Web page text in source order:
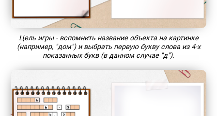
Цель игры - вспомнить название объекта на картинке
(например, "дом") и выбрать первую букву слова из 4-х
показанных букв (в данном случае "д").